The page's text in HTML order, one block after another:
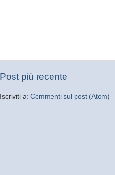
Post più recente
Iscriviti a: Commenti sul post (Atom)